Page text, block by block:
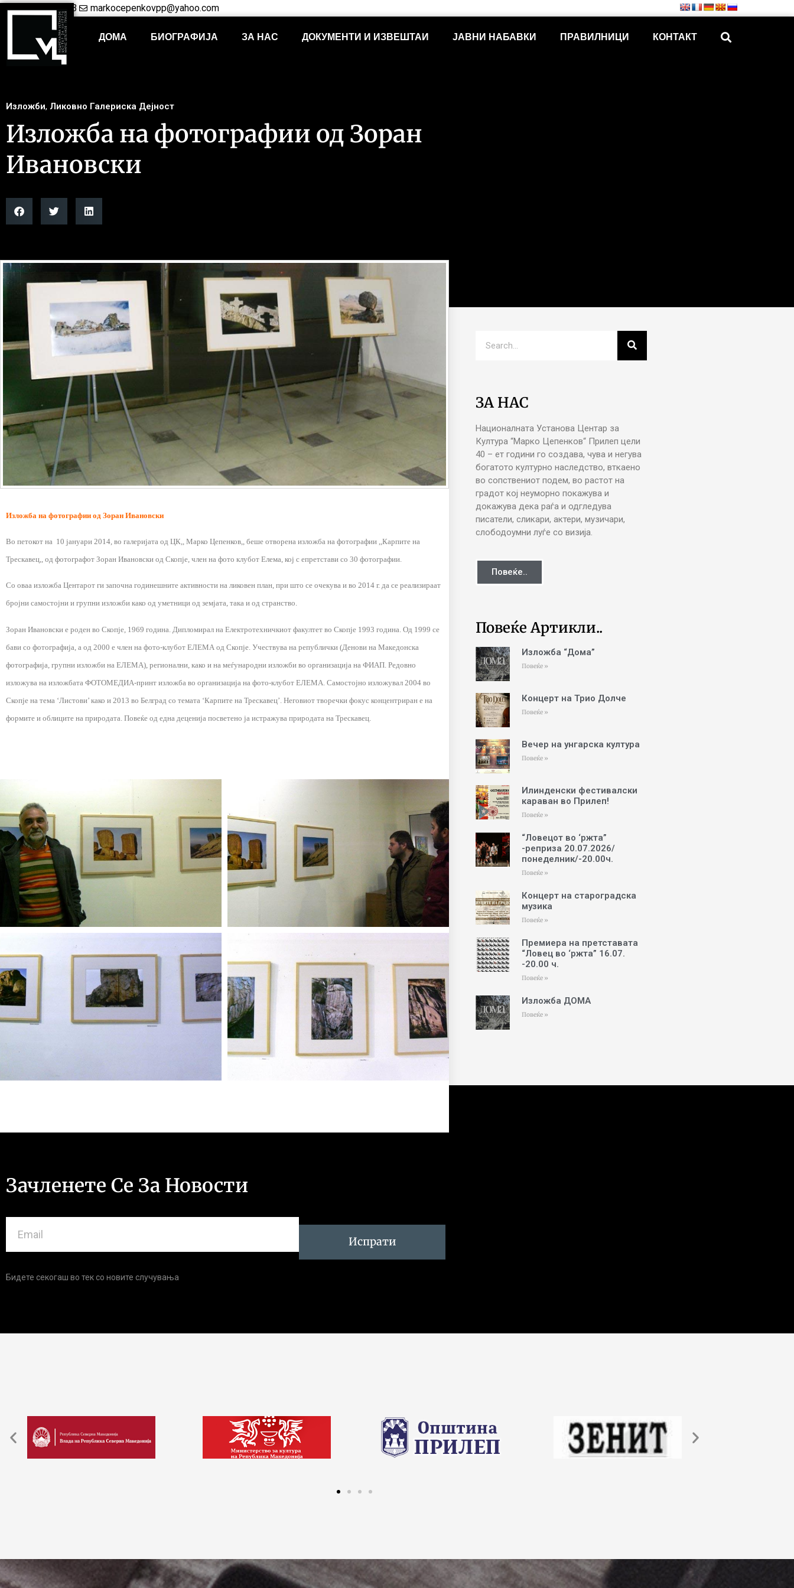
+38948421703 markocepenkovpp@yahoo.com
ДОМА БИОГРАФИЈА ЗА НАС ДОКУМЕНТИ И ИЗВЕШТАИ ЈАВНИ НАБАВКИ ПРАВИЛНИЦИ КОНТАКТ
Изложби, Ликовно Галериска Дејност
Изложба на фотографии од Зоран
Ивановски
Изложба на фотографии од Зоран Ивановски
Во петокот на 10 јануари 2014, во галеријата од ЦК,, Марко Цепенков,, беше отворена изложба на фотографии ,,Карпите на
Трескавец,, од фотографот Зоран Ивановски од Скопје, член на фото клубот Елема, кој с епретстави со 30 фотографии.
Со оваа изложба Центарот ги започна годинешните активности на ликовен план, при што се очекува и во 2014 г. да се реализираат
бројни самостојни и групни изложби како од уметници од земјата, така и од странство.
Зоран Ивановски е роден во Скопје, 1969 година. Дипломирал на Електротехничкиот факултет во Скопје 1993 година. Од 1999 се
бави со фотографија, а од 2000 е член на фото-клубот ЕЛЕМА од Скопје. Учествува на републички (Денови на Македонска
фотографија, групни изложби на ЕЛЕМА), регионални, како и на меѓународни изложби во организација на ФИАП. Редовно
изложува на изложбата ФОТОМЕДИА-принт изложба во организација на фото-клубот ЕЛЕМА. Самостојно изложувал 2004 во
Скопје на тема ‘Листови’ како и 2013 во Белград со темата ‘Карпите на Трескавец’. Неговиот творечки фокус концентриран е на
формите и облиците на природата. Повеќе од една деценија посветено ја истражува природата на Трескавец.
ЗА НАС
Националната Установа Центар за
Култура “Марко Цепенков“ Прилеп цели
40 – ет години го создава, чува и негува
богатото културно наследство, вткаено
во сопствениот подем, во растот на
градот кој неуморно покажува и
докажува дека раѓа и одгледува
писатели, сликари, актери, музичари,
слободоумни луѓе со визија.
Повеќе..
Повеќе Артикли..
Изложба “Дома”
Повеќе »
Концерт на Трио Долче
Повеќе »
Вечер на унгарска култура
Повеќе »
Илинденски фестивалски
караван во Прилеп!
Повеќе »
“Ловецот во ‘ржта”
-реприза 20.07.2026/
понеделник/-20.00ч.
Повеќе »
Концерт на староградска
музика
Повеќе »
Премиера на претставата
“Ловец во ‘ржта” 16.07.
-20.00 ч.
Повеќе »
Изложба ДОМА
Повеќе »
Зачленете Се За Новости
Испрати
Бидете секогаш во тек со новите случувања